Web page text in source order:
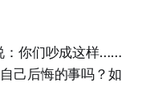
：你们吵成这样……
己后悔的事吗？如